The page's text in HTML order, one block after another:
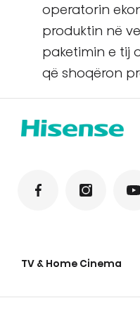
operatorin
produktin në
paketimin e tij
që shoqëron
TV & Home Cinema